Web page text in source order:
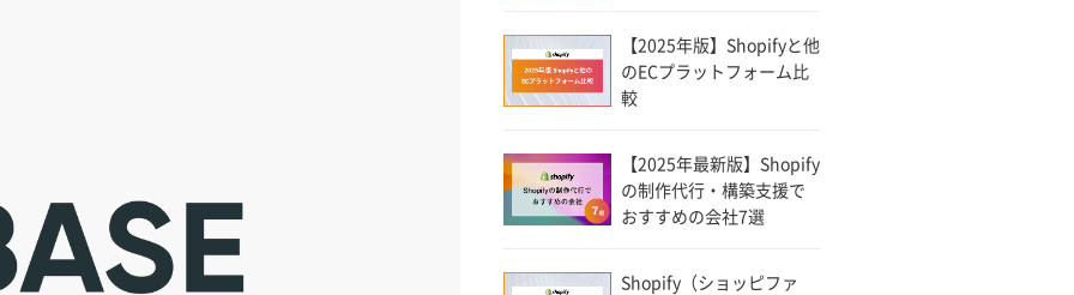
【2025年版】Shopifyと他
のECプラットフォーム比
較
【2025年最新版】Shopify
の制作代行・構築支援で
おすすめの会社7選
Shopify（ショッピファ